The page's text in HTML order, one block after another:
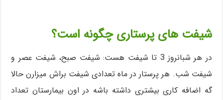
شیفت های پرستاری چگونه است؟
در هر شبانروز 3 تا شیفت هست: شیفت صبح، شیفت عصر و
شیفت شب. هر پرستار در ماه تعدادی شیفت براش میزارن حالا
گه اضافه کاری بیشتری داشته باشه در اون بیمارستان تعداد